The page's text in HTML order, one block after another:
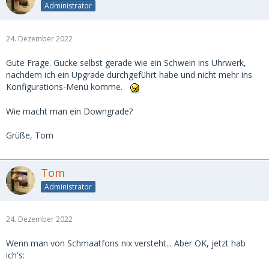
Administrator
24. Dezember 2022
Gute Frage. Gucke selbst gerade wie ein Schwein ins Uhrwerk,
nachdem ich ein Upgrade durchgeführt habe und nicht mehr ins
Konfigurations-Menü komme.
Wie macht man ein Downgrade?
Grüße, Tom
Tom
Administrator
24. Dezember 2022
Wenn man von Schmaatfons nix versteht... Aber OK, jetzt hab
ich's: